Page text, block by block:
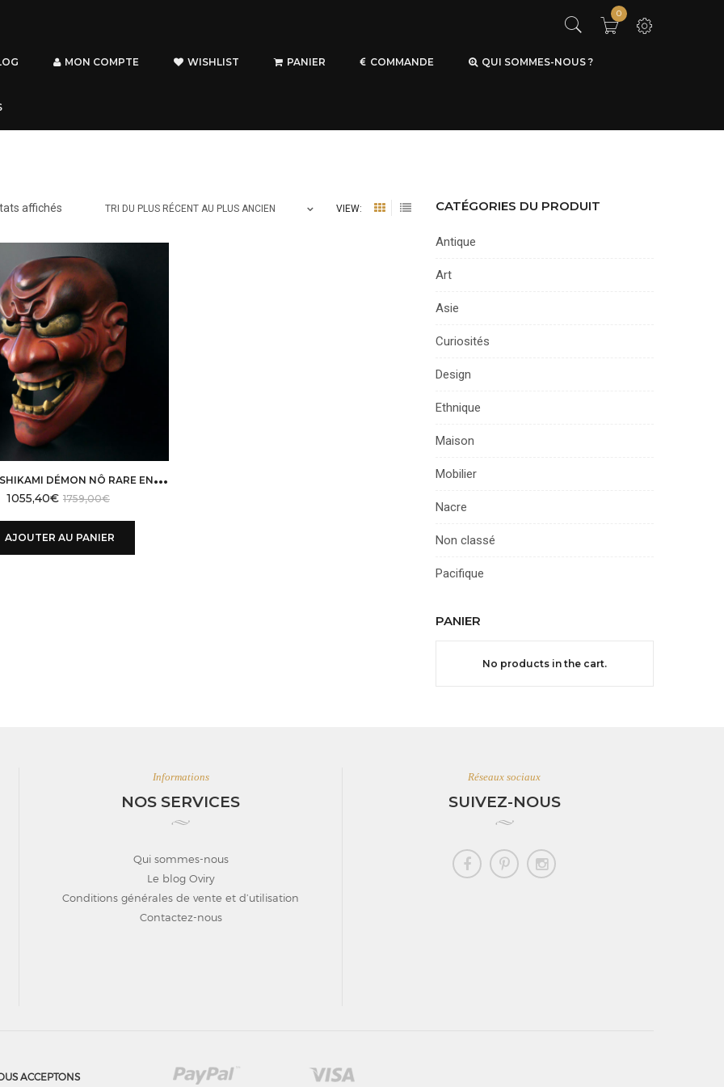
0
MON COMPTE WISHLIST PANIER COMMANDE QUI SOMMES-NOUS ?
affichés
plus
récent
au
plus
ancien
TRI DU PLUS RÉCENT AU PLUS ANCIEN VIEW:
M
ASQUE SHIKAMI DÉMON NÔ RARE EN BOIS LAQUÉ JAPON ÈRE HEISEI
1759,00€
1055,40€
AJOUTER AU PANIER
CATÉGORIES DU PRODUIT
Antique
Art
Asie
Curiosités
Design
Ethnique
Maison
Mobilier
Nacre
Non classé
Pacifique
PANIER
No products in the cart.
Informations
NOS SERVICES
Qui sommes-nous
Le blog Oviry
Conditions générales de vente et d’utilisation
Contactez-nous
Réseaux sociaux
SUIVEZ-NOUS
ACCEPTONS